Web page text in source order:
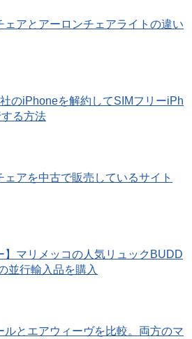
ェアとアーロンチェアライトの違い
のiPhoneを解約してSIMフリーiPh
る方法
ェアを中古で販売しているサイト
】マリメッコの人気リュックBUDD
並行輸入品を購入
ルとエアウィーヴを比較。両方のマ